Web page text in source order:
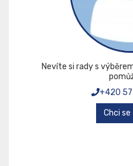
Nevíte si rady s
+420
Chci